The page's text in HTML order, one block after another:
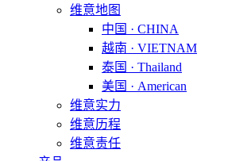
维意地图
中国 · CHINA
越南 · VIETNAM
泰国 · Thailand
美国 · American
维意实力
维意历程
维意责任